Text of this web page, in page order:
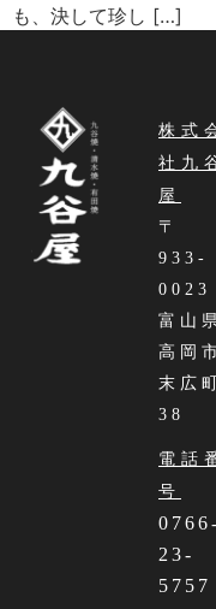
も、決して珍し […]
株式
社九
屋
〒
933-
0023
富山県
高岡
末広
38
電話
号
0766-
23-
5757